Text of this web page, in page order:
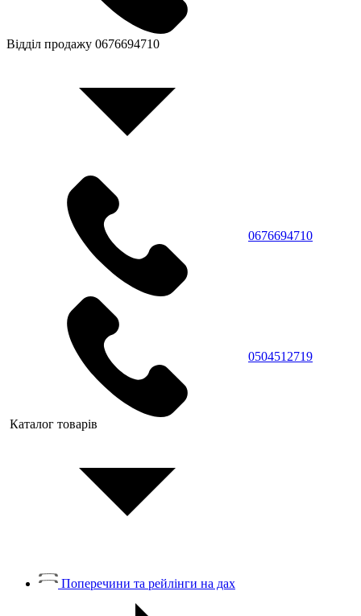
Відділ продажу 0676694710
0676694710
0504512719
Каталог товарів
Поперечини та рейлінги на дах